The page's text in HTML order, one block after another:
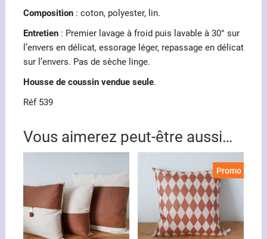
Composition: coton, polyester, lin.
Entretien: Premier lavage à froid puis lavable à 30° sur
l’envers en délicat, essorage léger, repassage en délicat
sur l’envers. Pas de sèche linge.
Housse de coussin vendue seule.
Réf 539
Vous aimerez peut-être aussi…
Promo !